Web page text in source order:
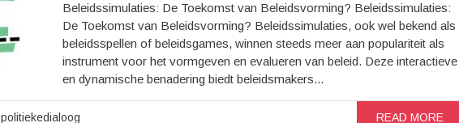
Beleidssimulaties: De Toekomst van Beleidsvorming? Beleidssimulaties:
De Toekomst van Beleidsvorming? Beleidssimulaties, ook wel bekend als
beleidsspellen of beleidsgames, winnen steeds meer aan populariteit als
instrument voor het vormgeven en evalueren van beleid. Deze interactieve
en dynamische benadering biedt beleidsmakers...
politiekedialoog READ MORE